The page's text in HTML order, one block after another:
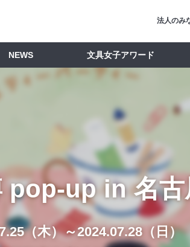
NEWS 文具女子アワード
法人のみ
pop-up in 名古
（木）～2024.07.28（日）